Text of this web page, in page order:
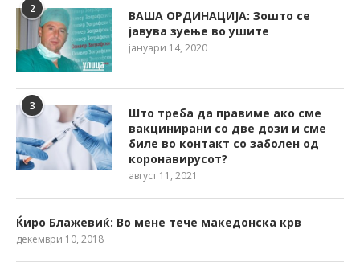
2
ВАША ОРДИНАЦИЈА: Зошто се
јавува зуење во ушите
јануари 14, 2020
3
Што треба да правиме ако сме
вакцинирани со две дози и сме
биле во контакт со заболен од
коронавирусот?
август 11, 2021
Ќиро Блажевиќ: Во мене тече македонска крв
декември 10, 2018